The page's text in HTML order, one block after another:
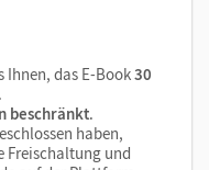
Sie von
Rucksäcke
Unterricht
Ihnen, das E-Book30
beschränkt.
haben,
Freischaltung und